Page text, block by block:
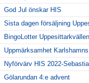
God Jul önskar HIS
Sista dagen försäljning
BingoLotter Uppesittarkvällen
Uppmärksamhet
Nyförvärv HIS 2022-
Gölarundan 4:e advent